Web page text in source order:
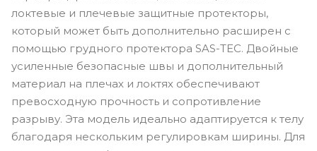
локтевые и плечевые защитные протекторы,
который может быть дополнительно расширен с
помощью грудного протектора SAS-TEC. Двойные
усиленные безопасные швы и дополнительный
материал на плечах и локтях обеспечивают
превосходную прочность и сопротивление
разрыву. Эта модель идеально адаптируется к телу
благодаря нескольким регулировкам ширины. Для